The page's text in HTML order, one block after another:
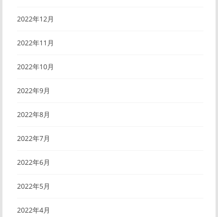
2022年12月
2022年11月
2022年10月
2022年9月
2022年8月
2022年7月
2022年6月
2022年5月
2022年4月